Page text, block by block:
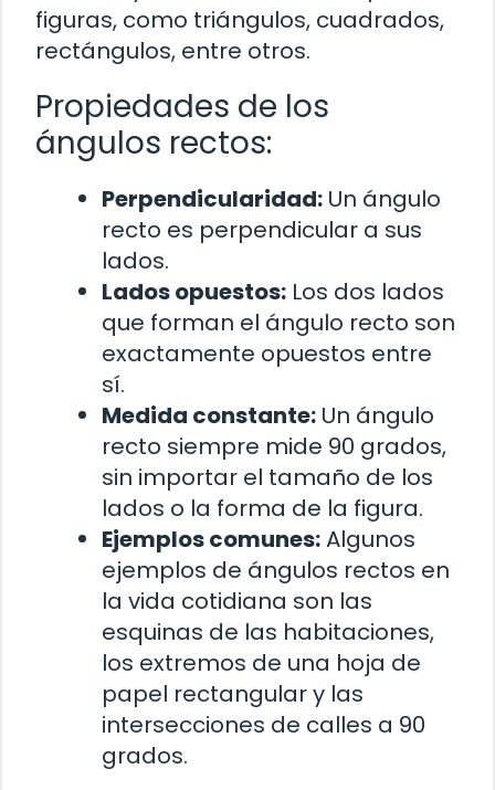
figuras, como triángulos, cuadrados,
rectángulos, entre otros.
Propiedades de los
ángulos rectos:
Perpendicularidad: Un ángulo
recto es perpendicular a sus
lados.
Lados opuestos: Los dos lados
que forman el ángulo recto son
exactamente opuestos entre
sí.
Medida constante: Un ángulo
recto siempre mide 90 grados,
sin importar el tamaño de los
lados o la forma de la figura.
Ejemplos comunes:Algunos
ejemplos de ángulos rectos en
la vida cotidiana son las
esquinas de las habitaciones,
los extremos de una hoja de
papel rectangular y las
intersecciones de calles a 90
grados.